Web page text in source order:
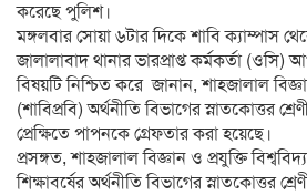
করেছে পুলিশ।
মঙ্গলবার সোয়া ৬টার দিকে শাবি ক্যাম্পাস
জালালাবাদ থানার ভারপ্রাপ্ত কর্মকর্তা
বিষয়টি নিশ্চিত করে জানান, শাহজালাল
(শাবিপ্রবি) অর্থনীতি বিভাগের স্নাতকোত্তর
প্রেক্ষিতে পাপনকে গ্রেফতার করা হয়েছে।
প্রসঙ্গত, শাহজালাল বিজ্ঞান ও প্রযুক্তি
শিক্ষাবর্ষের অর্থনীতি বিভাগের স্নাতকোত্তর